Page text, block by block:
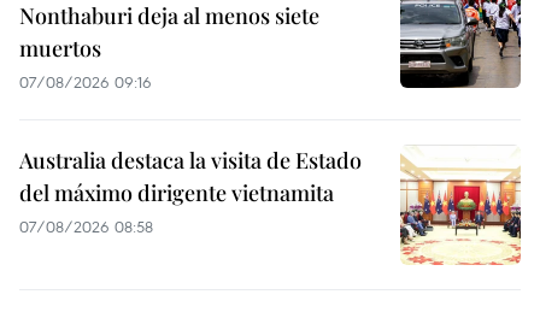
Nonthaburi deja al menos siete
muertos
07/08/2026 09:16
Australia destaca la visita de Estado
del máximo dirigente vietnamita
07/08/2026 08:58